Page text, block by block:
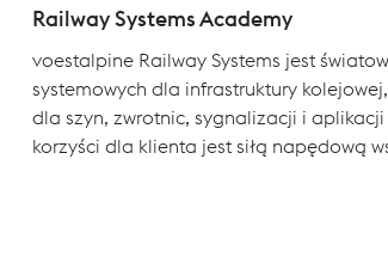
Railway Systems Academy
voestalpine Railway Systems jest
systemowych dla infrastruktury
dla szyn, zwrotnic, sygnalizacji i
korzyści dla klienta jest siłą napędową